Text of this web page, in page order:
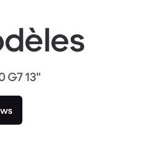
G7 13"